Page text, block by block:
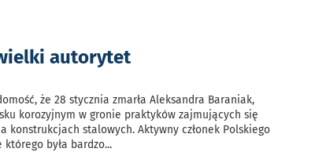
autorytet
że 28 stycznia zmarła Aleksandra Baraniak,
korozyjnym w gronie praktyków zajmujących się
konstrukcjach stalowych. Aktywny członek Polskiego
którego była bardzo...